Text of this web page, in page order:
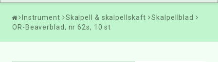
Instrument Skalpell & skalpellskaft
Skalpellblad
OR-Beaverblad, nr 62s, 10 st